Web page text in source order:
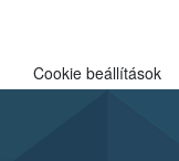
Cookie beállítások